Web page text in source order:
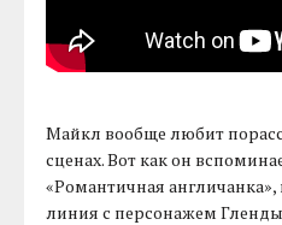
Майкл вообще любит
сценах. Вот как он
«Романтичная
линия с персонажем